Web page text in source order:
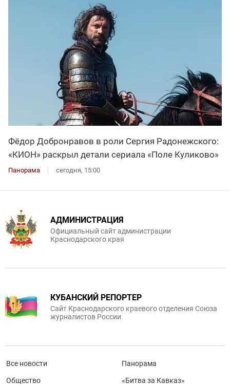
Фёдор Добронравов в роли Сергия Радонежского:
«КИОН» раскрыл детали сериала «Поле Куликово»
Панорама сегодня, 15:00
АДМИНИСТРАЦИЯ
Официальный сайт администрации
Краснодарского края
КУБАНСКИЙ РЕПОРТЕР
Сайт Краснодарского краевого отделения Союза
журналистов России
Все новости
Общество
Панорама
«Битва за Кавказ»